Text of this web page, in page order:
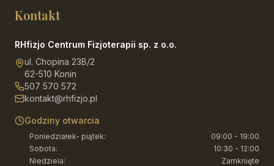
Kontakt
RHfizjo Centrum Fizjoterapii sp. z o.o.
ul. Chopina 23B/2
62-510 Konin
507 570 572
kontakt@rhfizjo.pl
Godziny otwarcia
Poniedziałek- piątek:
09:00 - 19:00
Sobota:
10:30 - 12:00
Niedziela: Zamknięte